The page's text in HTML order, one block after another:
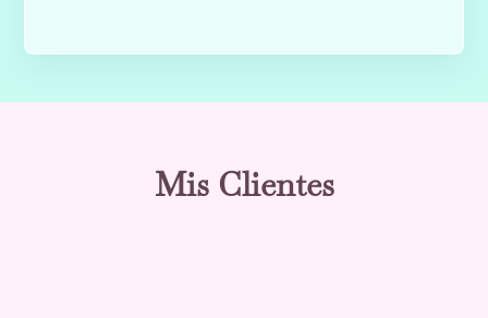
Mis Clientes